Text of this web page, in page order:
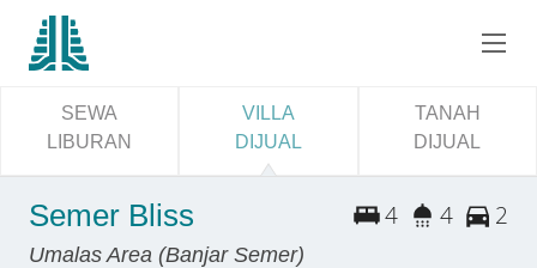
SEWA
LIBURAN
VILLA
DIJUAL
TANAH
DIJUAL
Semer Bliss
Umalas Area (Banjar Semer)
4 4 2